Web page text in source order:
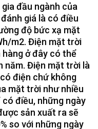
đầu ngành của
giá là có điều
độ bức xạ mặt
m2. Điện mặt trời
ở đây có thể
năm. Điện mặt trời là
điện chứ không
mặt trời như nhiều
điều, những ngày
sản xuất ra sẽ
so với những ngày